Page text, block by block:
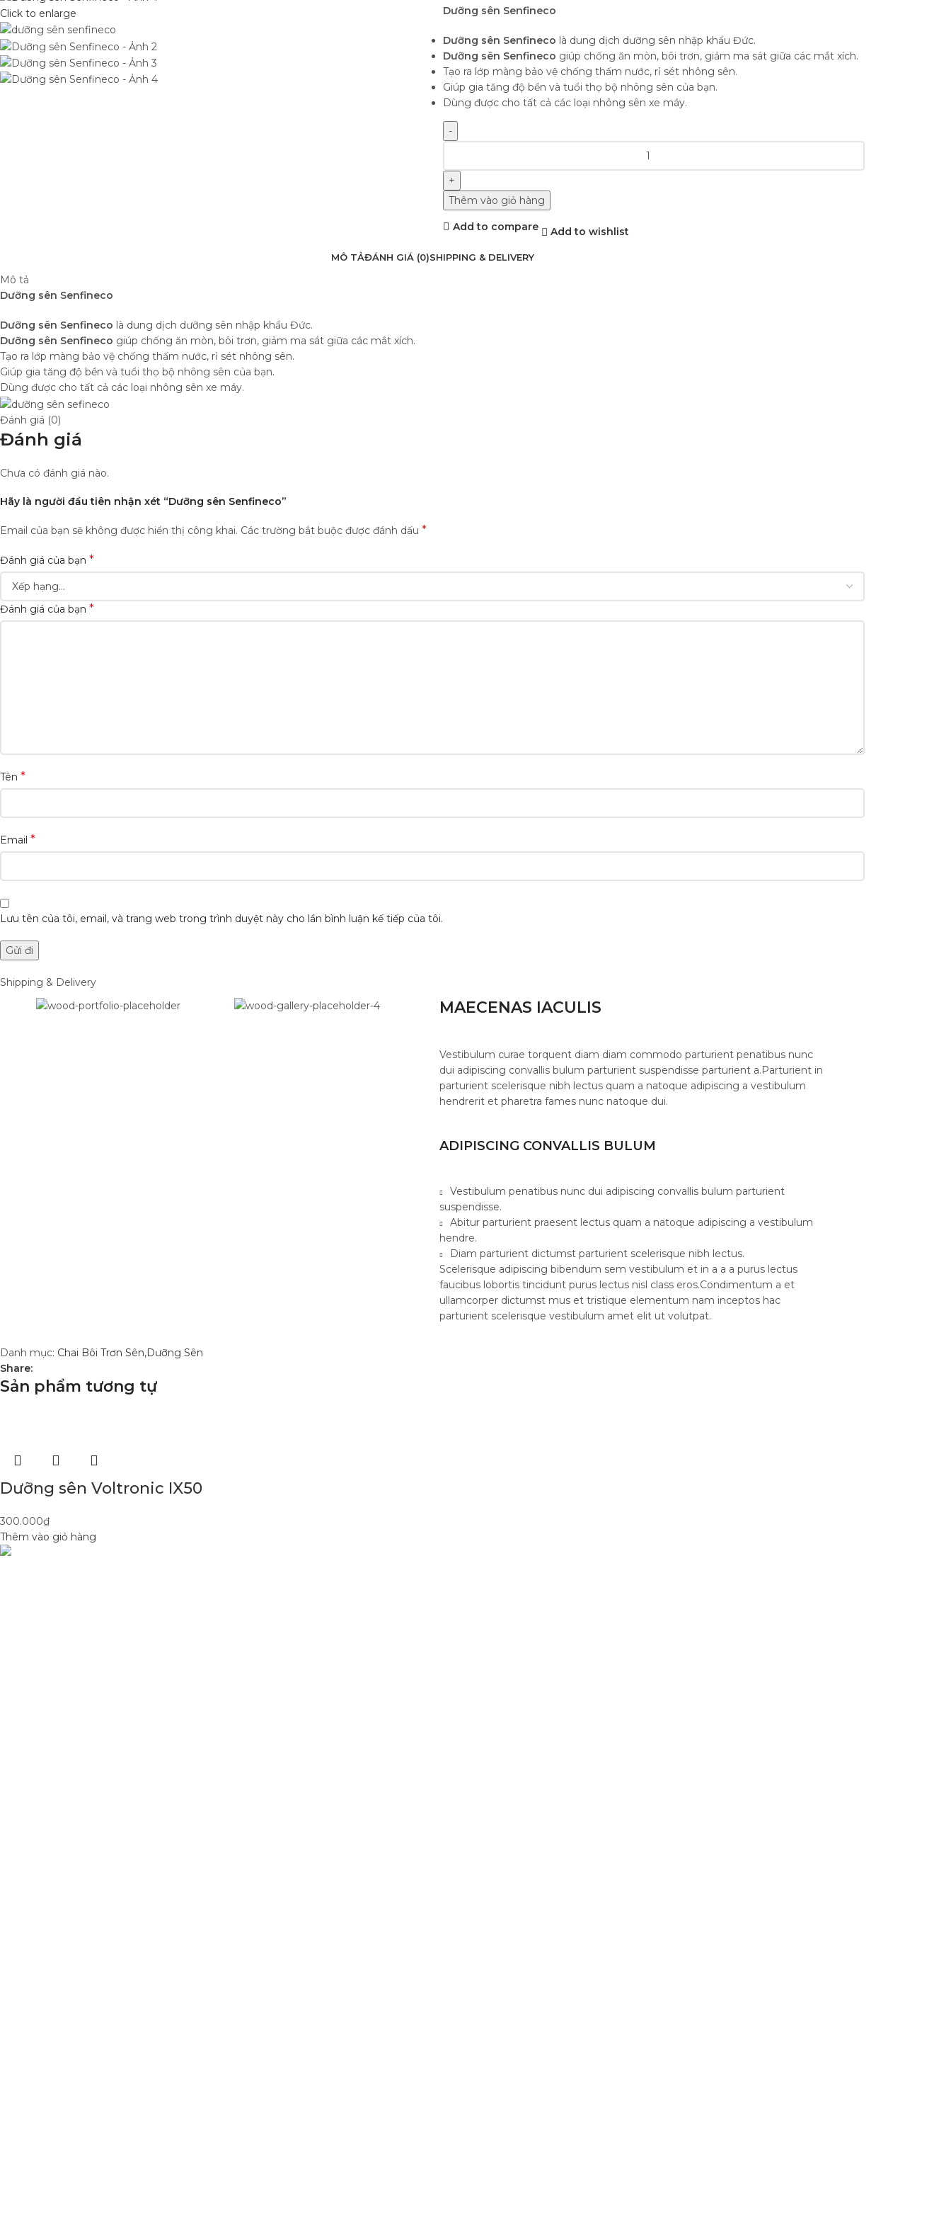
Click to enlarge Dưỡng sên Senfineco
Dưỡng sên Senfineco là dung dịch dưỡng sên nhập khẩu Đức.
Dưỡng sên Senfineco giúp chống ăn mòn, bôi trơn, giảm ma sát giữa các mắt xích.
Tạo ra lớp màng bảo vệ chống thấm nước, rỉ sét nhông sên.
Giúp gia tăng độ bền và tuổi thọ bộ nhông sên của bạn.
Dùng được cho tất cả các loại nhông sên xe máy.
Thêm vào giỏ hàng
Add to compare Add to wishlist
MÔ TẢĐÁNH GIÁ (0)SHIPPING & DELIVERY
Mô tả
Dưỡng sên Senfineco
Dưỡng sên Senfineco là dung dịch dưỡng sên nhập khẩu Đức.
Dưỡng sên Senfineco giúp chống ăn mòn, bôi trơn, giảm ma sát giữa các mắt xích.
Tạo ra lớp màng bảo vệ chống thấm nước, rỉ sét nhông sên.
Giúp gia tăng độ bền và tuổi thọ bộ nhông sên của bạn.
Dùng được cho tất cả các loại nhông sên xe máy.
Đánh giá (0)
Đánh giá
Chưa có đánh giá nào.
Hãy là người đầu tiên nhận xét “Dưỡng sên Senfineco”
Email của bạn sẽ không được hiển thị công khai. Các trường bắt buộc được đánh dấu *
Đánh giá của bạn *
Đánh giá của bạn *
Tên *
Email *
Lưu tên của tôi, email, và trang web trong trình duyệt này cho lần bình luận kế tiếp của tôi.
Shipping & Delivery
MAECENAS IACULIS
Vestibulum curae torquent diam diam commodo parturient penatibus nunc
dui adipiscing convallis bulum parturient suspendisse parturient a.Parturient in
parturient scelerisque nibh lectus quam a natoque adipiscing a vestibulum
hendrerit et pharetra fames nunc natoque dui.
ADIPISCING CONVALLIS BULUM
Vestibulum penatibus nunc dui adipiscing convallis bulum parturient
suspendisse.
Abitur parturient praesent lectus quam a natoque adipiscing a vestibulum
hendre.
Diam parturient dictumst parturient scelerisque nibh lectus.
Scelerisque adipiscing bibendum sem vestibulum et in a a a purus lectus
faucibus lobortis tincidunt purus lectus nisl class eros.Condimentum a et
ullamcorper dictumst mus et tristique elementum nam inceptos hac
parturient scelerisque vestibulum amet elit ut volutpat.
Danh mục: Chai Bôi Trơn Sên,Dưỡng Sên
Share:
Sản phẩm tương tự
Dưỡng sên Voltronic IX50
300.000₫
Thêm vào giỏ hàng